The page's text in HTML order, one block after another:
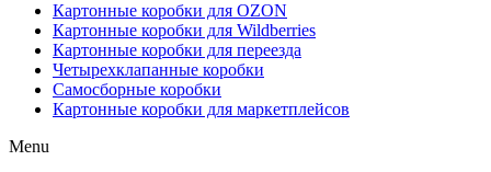
Картонные коробки для OZON
Картонные коробки для Wildberries
Картонные коробки для переезда
Четырехклапанные коробки
Самосборные коробки
Картонные коробки для маркетплейсов
Menu